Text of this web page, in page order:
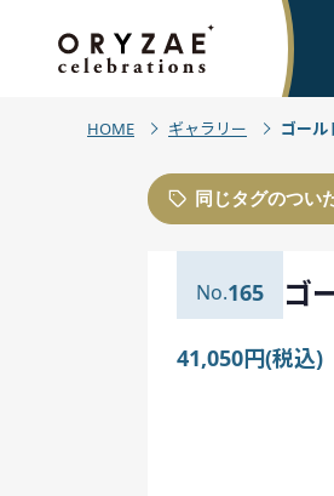
HOME ギャラリー ゴール
同じタグのつい
165 ゴ
41,050円(税込)